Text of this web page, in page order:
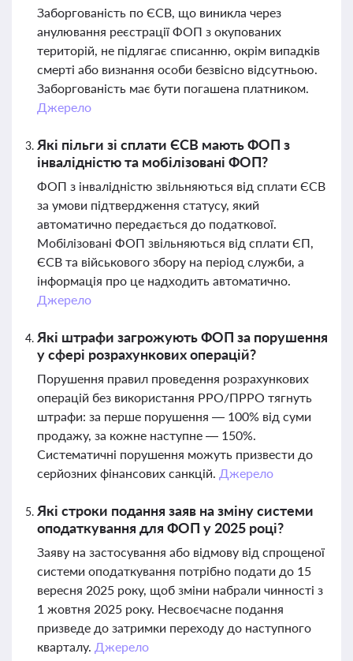
Заборгованість по ЄСВ, що виникла через
анулювання реєстрації ФОП з окупованих
територій, не підлягає списанню, окрім випадків
смерті або визнання особи безвісно відсутньою.
Заборгованість має бути погашена платником.
Джерело
Які пільги зі сплати ЄСВ мають ФОП з
інвалідністю та мобілізовані ФОП?
ФОП з інвалідністю звільняються від сплати ЄСВ
за умови підтвердження статусу, який
автоматично передається до податкової.
Мобілізовані ФОП звільняються від сплати ЄП,
ЄСВ та військового збору на період служби, а
інформація про це надходить автоматично.
Джерело
Які штрафи загрожують ФОП за порушення
у сфері розрахункових операцій?
Порушення правил проведення розрахункових
операцій без використання РРО/ПРРО тягнуть
штрафи: за перше порушення — 100% від суми
продажу, за кожне наступне — 150%.
Систематичні порушення можуть призвести до
серйозних фінансових санкцій. Джерело
Які строки подання заяв на зміну системи
оподаткування для ФОП у 2025 році?
Заяву на застосування або відмову від спрощеної
системи оподаткування потрібно подати до 15
вересня 2025 року, щоб зміни набрали чинності з
1 жовтня 2025 року. Несвоєчасне подання
призведе до затримки переходу до наступного
кварталу. Джерело